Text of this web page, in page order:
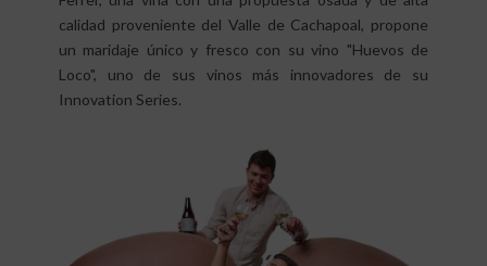
calidad proveniente del Valle de Cachapoal, propone
un maridaje único y fresco con su vino "Huevos de
Loco", uno de sus vinos más innovadores de su
Innovation Series.